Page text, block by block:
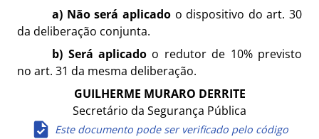
a) Não será aplicado o dispositivo do art. 30
da deliberação conjunta.
b) Será aplicado o redutor de 10% previsto
no art. 31 da mesma deliberação.
GUILHERME MURARO DERRITE
Secretário da Segurança Pública
Este documento pode ser verificado pelo código